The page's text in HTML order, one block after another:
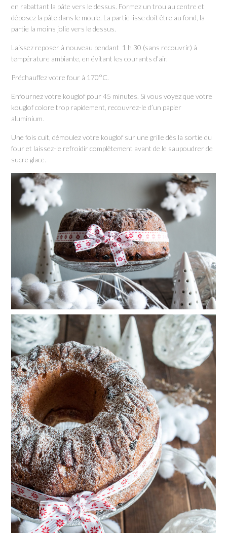
en rabattant la pâte vers le dessus. Formez un trou au centre et
déposez la pâte dans le moule. La partie lisse doit être au fond, la
partie la moins jolie vers le dessus.
Laissez reposer à nouveau pendant 1 h 30 (sans recouvrir) à
température ambiante, en évitant les courants d’air.
Préchauffez votre four à 170°C.
Enfournez votre kouglof pour 45 minutes. Si vous voyez que votre
kouglof colore trop rapidement, recouvrez-le d’un papier
aluminium.
Une fois cuit, démoulez votre kouglof sur une grille dès la sortie du
four et laissez-le refroidir complètement avant de le saupoudrer de
sucre glace.